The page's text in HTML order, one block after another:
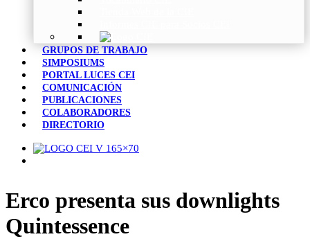
GRUPOS DE TRABAJO
SIMPOSIUMS
PORTAL LUCES CEI
COMUNICACIÓN
PUBLICACIONES
COLABORADORES
DIRECTORIO
Erco presenta sus downlights
Quintessence